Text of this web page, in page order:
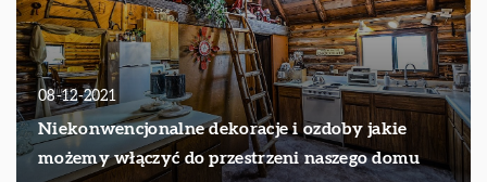
08-12-2021
Niekonwencjonalne dekoracje i ozdoby jakie
możemy włączyć do przestrzeni naszego domu